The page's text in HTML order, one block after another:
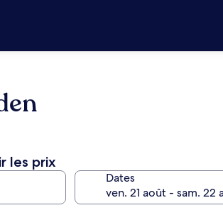
les prix
Dates